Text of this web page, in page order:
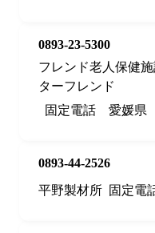
0893-23-5300
フレンド老人保健
ターフレンド
固定電話
愛媛県
0893-44-2526
平野製材所 固定電